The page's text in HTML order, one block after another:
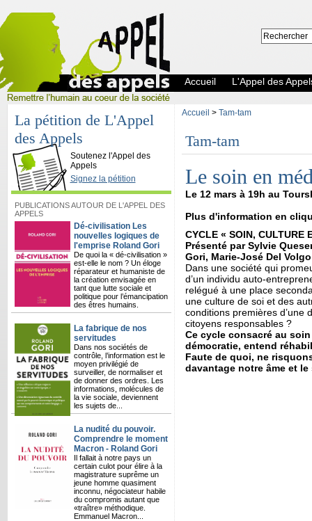
L'Appel des Appels
Accueil L'Appel des
La pétition de L'Appel
des Appels
Soutenez l'Appel des
Appels
Signez la pétition
PUBLICATIONS AUTOUR DE L'APPEL DES
APPELS
Dé-civilisation Les
nouvelles logiques de
l'emprise Roland Gori
De quoi la « dé-civilisation »
est-elle le nom ? Un éloge
réparateur et humaniste de
la création envisagée en
tant que lutte sociale et
politique pour l’émancipation
des êtres humains.
La fabrique de nos
servitudes
Dans nos sociétés de
contrôle, l’information est le
moyen privilégié de
surveiller, de normaliser et
de donner des ordres. Les
informations, molécules de
la vie sociale, deviennent
les sujets de...
La nudité du pouvoir.
Comprendre le moment
Macron - Roland Gori
Il fallait à notre pays un
certain culot pour élire à la
magistrature suprême un
jeune homme quasiment
inconnu, négociateur habile
du compromis autant que
«traître» méthodique.
Emmanuel Macron...
Accueil > Tam-tam
Tam-tam
Le soin en
Le 12 mars à 19h au
Plus d'information en
CYCLE « SOIN, CULTURE
Présenté par Sylvie
Gori, Marie-José Del
Dans une société qui
d’un individu auto-
relégué à une place
une culture de soi et des
conditions premières d’une
citoyens responsables ?
Ce cycle consacré au
démocratie, entend
Faute de quoi, ne
davantage notre âme et